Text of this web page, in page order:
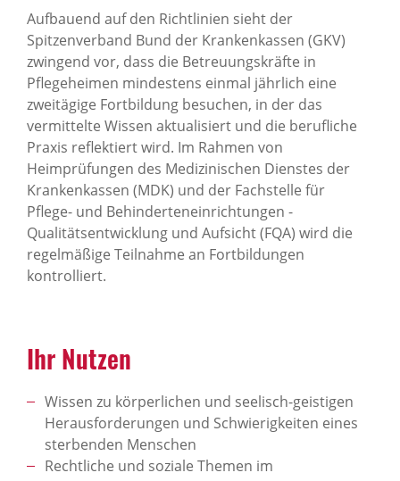
Aufbauend auf den Richtlinien sieht der
Spitzenverband Bund der Krankenkassen (GKV)
zwingend vor, dass die Betreuungskräfte in
Pflegeheimen mindestens einmal jährlich eine
zweitägige Fortbildung besuchen, in der das
vermittelte Wissen aktualisiert und die berufliche
Praxis reflektiert wird. Im Rahmen von
Heimprüfungen des Medizinischen Dienstes der
Krankenkassen (MDK) und der Fachstelle für
Pflege- und Behinderteneinrichtungen -
Qualitätsentwicklung und Aufsicht (FQA) wird die
regelmäßige Teilnahme an Fortbildungen
kontrolliert.
Ihr Nutzen
Wissen zu körperlichen und seelisch-geistigen
Herausforderungen und Schwierigkeiten eines
sterbenden Menschen
Rechtliche und soziale Themen im